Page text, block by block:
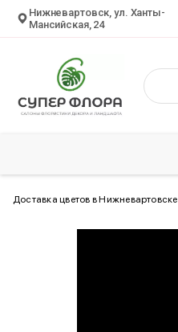
Нижневартовск, ул. Ханты-
Мансийская, 24
Доставка цветов в Нижневартовске